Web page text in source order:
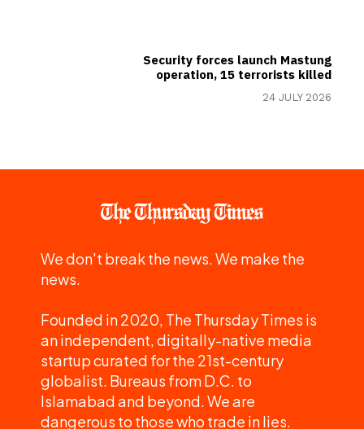
Security forces launch Mastung
operation, 15 terrorists killed
24 JULY 2026
We don't break the news. We make the
news.
Founded in 2020, The Thursday Times is
an independent, digitally-native media
startup curated for the 21st-century
globalist. Bureaus from D.C. to
Islamabad and beyond. We are
dangerous to those who trade in lies.